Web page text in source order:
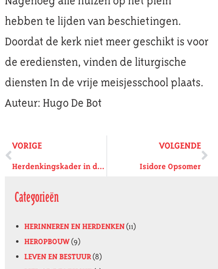
hebben te lijden van beschietingen.
Doordat de kerk niet meer geschikt is voor
de erediensten, vinden de liturgische
diensten In de vrije meisjesschool plaats.
Auteur: Hugo De Bot
VORIGE
Herdenkingskader in de Sint-Gummaruskerk
VOLGENDE
Isidore Opsomer
Categorieën
HERINNEREN EN HERDENKEN(11)
HEROPBOUW(9)
LEVEN EN BESTUUR(8)